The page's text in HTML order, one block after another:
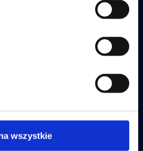
wszystkie
zawsze